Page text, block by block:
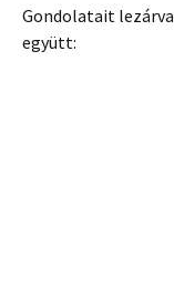
Gondolatait
együtt: